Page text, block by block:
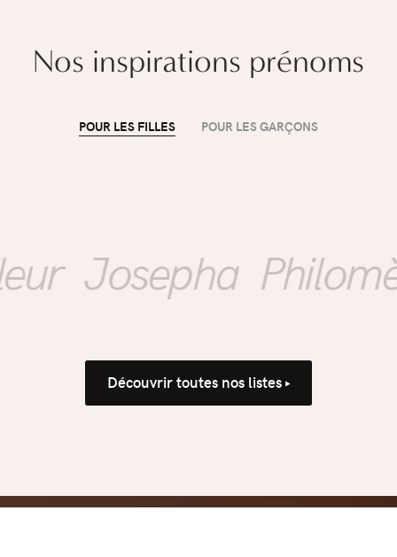
l'école : comment
propreté sans
pression
Nos inspirations prénoms
POUR LES FILLES POUR LES GARÇONS
Josepha Philomène
Découvrir toutes nos listes